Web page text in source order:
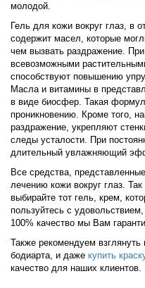
молодой.
Гель для кожи вокруг глаз, в
содержит масел, которые
чем вызвать раздражение. При
всевозможными
способствуют повышению
Масла и витамины в
в виде биосфер. Такая
проникновению. Кроме того,
раздражение, укрепляют
следы усталости. При
длительный увлажняющий
Все средства,
лечению кожи вокруг глаз.
выбирайте тот гель, крем,
пользуйтесь с
100% качество мы Вам
Также рекомендуем
бодиарта, и даже купить
качество для наших клиентов.